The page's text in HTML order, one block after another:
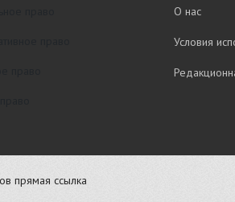
О нас
Условия
прямая ссылка